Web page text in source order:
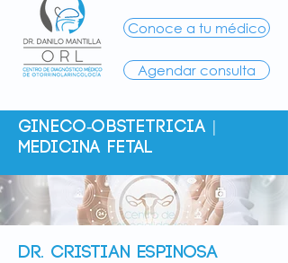
GINECO-OBSTETRICIA |
MEDICINA FETAL
Conoce a tu médico
Agendar consulta
DR. CRISTIAN ESPINOSA